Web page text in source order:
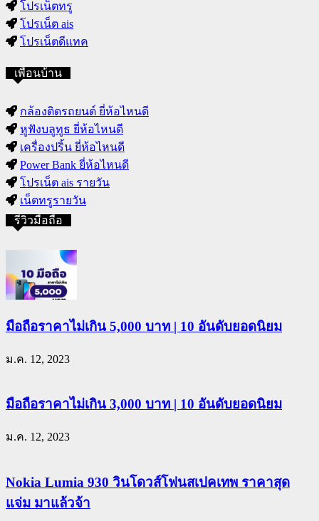
โปรเน็ตทรู
โปรเน็ต ais
โปรเน็ตดีแทค
เพื่อนบ้าน
กล้องติดรถยนต์ ยี่ห้อไหนดี
หูฟังบลูทูธ ยี่ห้อไหนดี
เครื่องปริ้น ยี่ห้อไหนดี
Power Bank ยี่ห้อไหนดี
โปรเน็ต ais รายวัน
เน็ตทรูรายวัน
รีวิวมือถือ
มือถือราคาไม่เกิน 5,000 บาท | 10 อันดับยอดนิยม
ม.ค. 12, 2023
มือถือราคาไม่เกิน 3,000 บาท | 10 อันดับยอดนิยม
ม.ค. 12, 2023
Nokia Lumia 930 วินโดวส์โฟนสเปคเทพ ราคาสุด
แจ่ม มาแล้วจ้า